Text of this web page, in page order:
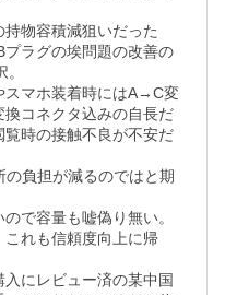
物容積減狙いだった
ラグの埃問題の改善の
スマホ装着時にはA→C変
コネクタ込みの自長だ
時の接触不良が不安だ
の負担が減るのではと期
で容量も嘘偽り無い。
れも信頼度向上に帰
にレビュー済の某中国